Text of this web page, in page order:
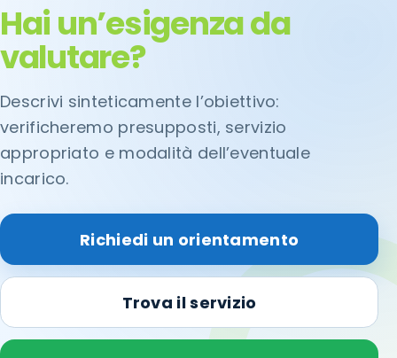
Hai un’esigenza da
valutare?
Descrivi sinteticamente l’obiettivo:
verificheremo presupposti, servizio
appropriato e modalità dell’eventuale
incarico.
Richiedi un orientamento
Trova il servizio